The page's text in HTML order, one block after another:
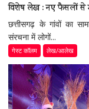
विशेष लेख : नए फैसलों से
छत्तीसगढ़ के गांवों का
संरचना में लोगों...
गेस्ट कॉलम लेख/आलेख